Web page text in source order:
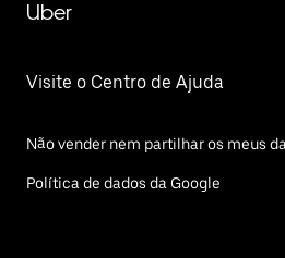
Uber
Visite o Centro de Ajuda
Não vender nem partilhar os meus
Política de dados da Google